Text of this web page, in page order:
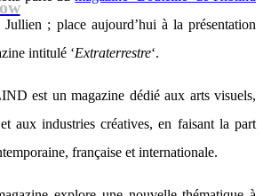
Jullien ; place aujourd’hui à la présentation
intitulé ‘Extraterrestre‘.
est un magazine dédié aux arts visuels,
aux industries créatives, en faisant la part
française et internationale.